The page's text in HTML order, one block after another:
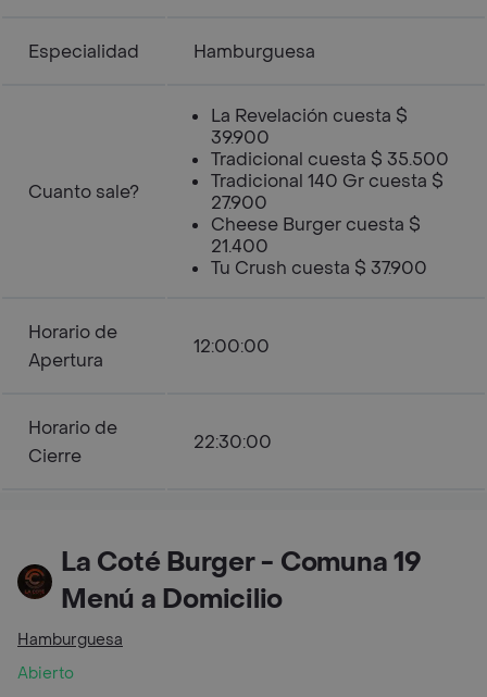
Especialidad Hamburguesa
Cuanto sale?
La Revelación cuesta $
39.900
Tradicional cuesta $ 35.500
Tradicional 140 Gr cuesta $
27.900
Cheese Burger cuesta $
21.400
Tu Crush cuesta $ 37.900
Horario de
Apertura
12:00:00
Horario de
Cierre
22:30:00
La Coté Burger - Comuna 19
Menú a Domicilio
Hamburguesa
Abierto